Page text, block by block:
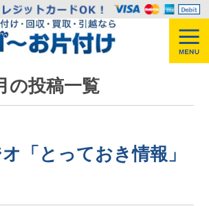
の投稿一覧
「とっておき情報」